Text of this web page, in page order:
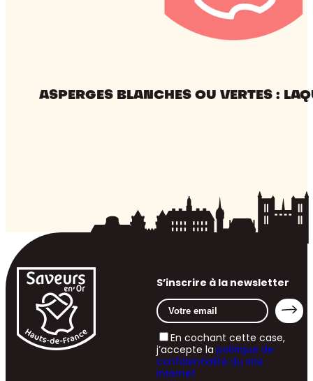
ASPERGES BLANCHES OU VERTES :
S’inscrire à la newsletter
En cochant cette case,
j’accepte la politique de
confidentialité du site
internet